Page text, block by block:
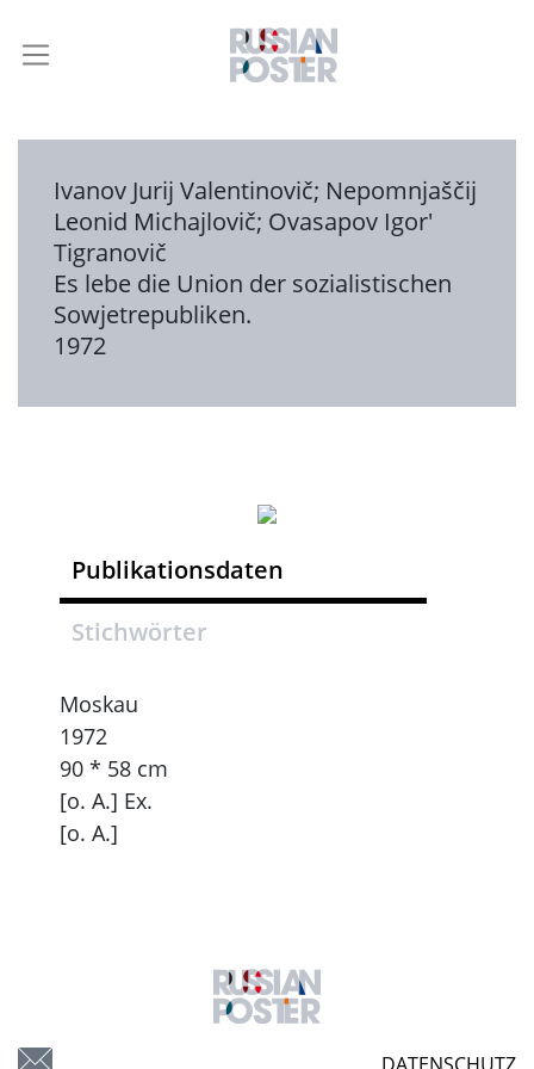
Ivanov Jurij Valentinovič; Nepomnjaščij
Leonid Michajlovič; Ovasapov Igor'
Tigranovič
Es lebe die Union der sozialistischen
Sowjetrepubliken.
1972
Publikationsdaten
Stichwörter
Moskau
1972
90 * 58 cm
[o. A.] Ex.
[o. A.]